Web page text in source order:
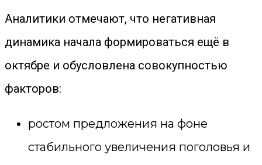
Аналитики отмечают, что негативная
динамика начала формироваться ещё в
октябре и обусловлена совокупностью
факторов:
ростом предложения на фоне
стабильного увеличения поголовья и